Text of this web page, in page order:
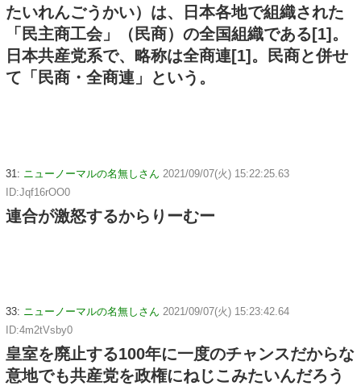
たいれんごうかい）は、日本各地で組織された
「民主商工会」（民商）の全国組織である[1]。
日本共産党系で、略称は全商連[1]。民商と併せ
て「民商・全商連」という。
31: ニューノーマルの名無しさん 2021/09/07(火) 15:22:25.63
ID:Jqf16rOO0
連合が激怒するからりーむー
33: ニューノーマルの名無しさん 2021/09/07(火) 15:23:42.64
ID:4m2tVsby0
皇室を廃止する100年に一度のチャンスだからな
意地でも共産党を政権にねじこみたいんだろう